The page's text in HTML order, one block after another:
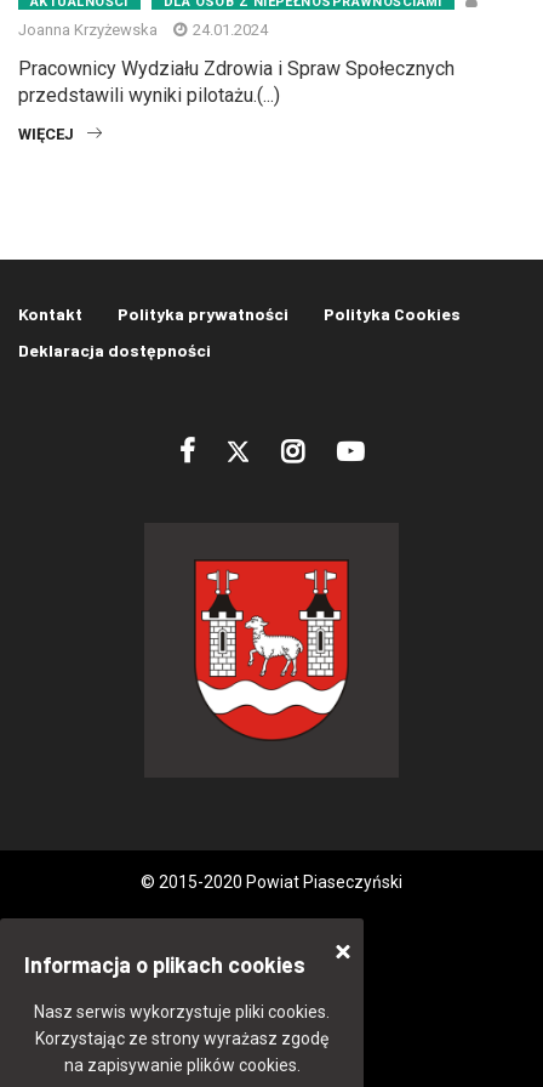
Joanna Krzyżewska 24.01.2024
Pracownicy Wydziału Zdrowia i Spraw Społecznych
przedstawili wyniki pilotażu.(...)
WIĘCEJ
Kontakt Polityka prywatności
Polityka Cookies
Deklaracja dostępności
© 2015-2020 Powiat Piaseczyński
Informacja o plikach cookies
Nasz serwis wykorzystuje pliki cookies.
Korzystając ze strony wyrażasz zgodę
na zapisywanie plików cookies.